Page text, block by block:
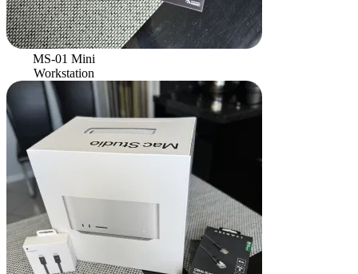
MS-01 Mini
Workstation